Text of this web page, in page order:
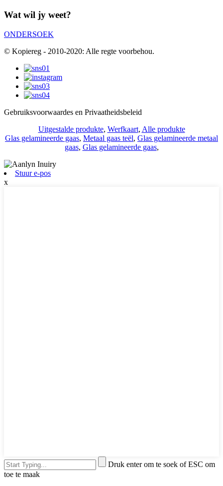
Wat wil jy weet?
ONDERSOEK
© Kopiereg - 2010-2020: Alle regte voorbehou.
Gebruiksvoorwaardes en Privaatheidsbeleid
Uitgestalde produkte, Werfkaart, Alle produkte
Glas gelamineerde gaas, Metaal gaas teël, Glas gelamineerde metaal
gaas, Glas gelamineerde gaas,
Stuur e-pos
x
Druk enter om te soek of ESC om
toe te maak